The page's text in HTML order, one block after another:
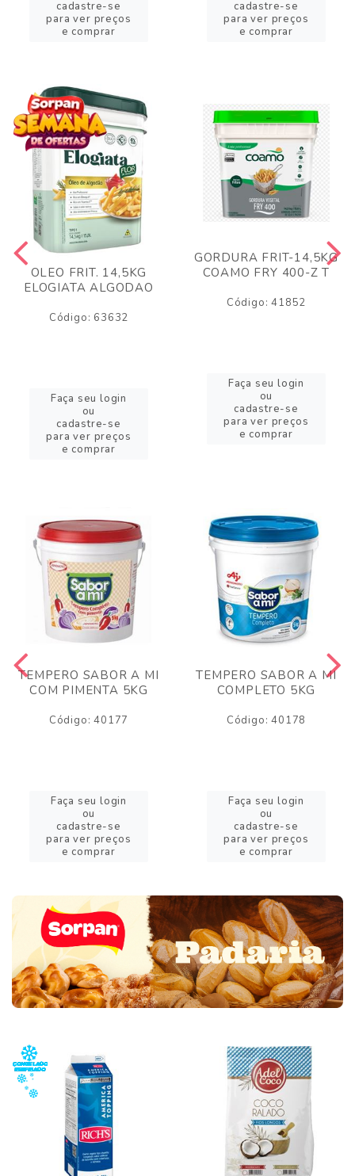
cadastre-se
para ver preços
e comprar
cadastre-se
para ver preços
e comprar
OLEO FRIT. 14,5KG
ELOGIATA ALGODAO
Código: 63632
Faça seu login
ou
cadastre-se
para ver preços
e comprar
GORDURA FRIT-14,5KG
COAMO FRY 400-Z T
Código: 41852
Faça seu login
ou
cadastre-se
para ver preços
e comprar
TEMPERO SABOR A MI
COM PIMENTA 5KG
Código: 40177
Faça seu login
ou
cadastre-se
para ver preços
e comprar
TEMPERO SABOR A MI
COMPLETO 5KG
Código: 40178
Faça seu login
ou
cadastre-se
para ver preços
e comprar